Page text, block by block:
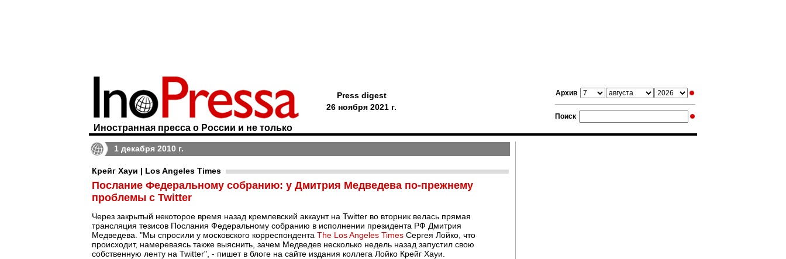
Архив
Поиск
Иностранная пресса о России и не только
Press digest
26 ноября 2021 г.
1 декабря 2010 г.
Крейг Хауи | Los Angeles Times
Послание Федеральному собранию: у Дмитрия Медведева по-прежнему
проблемы с Twitter
Через закрытый некоторое время назад кремлевский аккаунт на Twitter во вторник велась прямая
трансляция тезисов Послания Федеральному собранию в исполнении президента РФ Дмитрия
Медведева. "Мы спросили у московского корреспондента The Los Angeles Times Сергея Лойко, что
происходит, намереваясь также выяснить, зачем Медведев несколько недель назад запустил свою
собственную ленту на Twitter", - пишет в блоге на сайте издания коллега Лойко Крейг Хауи.